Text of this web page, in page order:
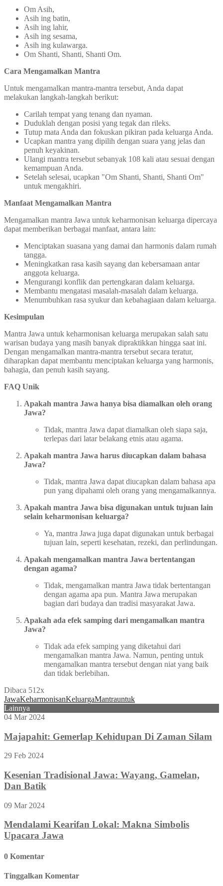
Om Asih,
Asih ing batin,
Asih ing lahir,
Asih ing sesama,
Asih ing kulawarga.
Om Shanti, Shanti, Shanti Om.
Cara Mengamalkan Mantra
Untuk mengamalkan mantra-mantra tersebut, Anda dapat
melakukan langkah-langkah berikut:
Carilah tempat yang tenang dan nyaman.
Duduklah dengan posisi yang tegak dan rileks.
Tutup mata Anda dan fokuskan pikiran pada keluarga Anda.
Ucapkan mantra yang dipilih dengan suara yang jelas dan
penuh keyakinan.
Ulangi mantra tersebut sebanyak 108 kali atau sesuai dengan
kemampuan Anda.
Setelah selesai, ucapkan "Om Shanti, Shanti, Shanti Om"
untuk mengakhiri.
Manfaat Mengamalkan Mantra
Mengamalkan mantra Jawa untuk keharmonisan keluarga dipercaya
dapat memberikan berbagai manfaat, antara lain:
Menciptakan suasana yang damai dan harmonis dalam rumah
tangga.
Meningkatkan rasa kasih sayang dan kebersamaan antar
anggota keluarga.
Mengurangi konflik dan pertengkaran dalam keluarga.
Membantu mengatasi masalah-masalah dalam keluarga.
Menumbuhkan rasa syukur dan kebahagiaan dalam keluarga.
Kesimpulan
Mantra Jawa untuk keharmonisan keluarga merupakan salah satu
warisan budaya yang masih banyak dipraktikkan hingga saat ini.
Dengan mengamalkan mantra-mantra tersebut secara teratur,
diharapkan dapat membantu menciptakan keluarga yang harmonis,
bahagia, dan penuh kasih sayang.
FAQ Unik
Apakah mantra Jawa hanya bisa diamalkan oleh orang
Jawa?
Tidak, mantra Jawa dapat diamalkan oleh siapa saja,
terlepas dari latar belakang etnis atau agama.
Apakah mantra Jawa harus diucapkan dalam bahasa
Jawa?
Tidak, mantra Jawa dapat diucapkan dalam bahasa apa
pun yang dipahami oleh orang yang mengamalkannya.
Apakah mantra Jawa bisa digunakan untuk tujuan lain
selain keharmonisan keluarga?
Ya, mantra Jawa juga dapat digunakan untuk berbagai
tujuan lain, seperti kesehatan, rezeki, dan perlindungan.
Apakah mengamalkan mantra Jawa bertentangan
dengan agama?
Tidak, mengamalkan mantra Jawa tidak bertentangan
dengan agama apa pun. Mantra Jawa merupakan
bagian dari budaya dan tradisi masyarakat Jawa.
Apakah ada efek samping dari mengamalkan mantra
Jawa?
Tidak ada efek samping yang diketahui dari
mengamalkan mantra Jawa. Namun, penting untuk
mengamalkan mantra tersebut dengan niat yang baik
dan tidak berlebihan.
Dibaca 512x
JawaKeharmonisanKeluargaMantrauntuk
Lainnya
04 Mar 2024
Majapahit: Gemerlap Kehidupan Di Zaman Silam
29 Feb 2024
Kesenian Tradisional Jawa: Wayang, Gamelan,
Dan Batik
09 Mar 2024
Mendalami Kearifan Lokal: Makna Simbolis
Upacara Jawa
0 Komentar
Tinggalkan Komentar